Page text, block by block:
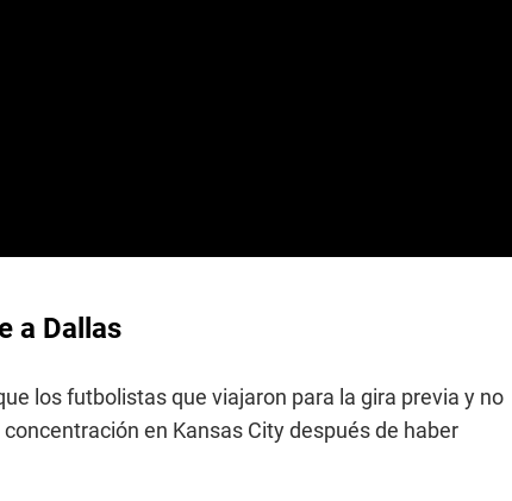
a Dallas
los futbolistas que viajaron para la gira previa y no
en Kansas City después de haber